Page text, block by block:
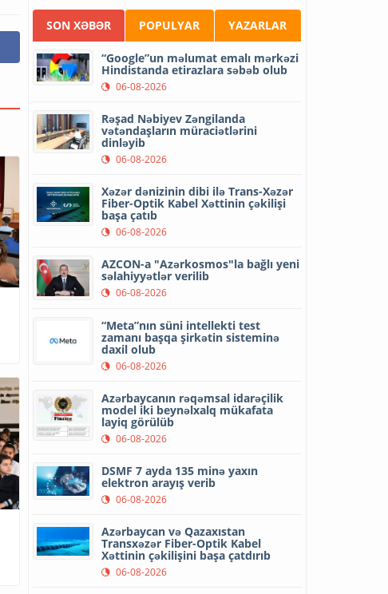
SON XƏBƏR POPULYAR YAZARLAR
“Google”un məlumat emalı mərkəzi
Hindistanda etirazlara səbəb olub
06-08-2026
Rəşad Nəbiyev Zəngilanda
vətəndaşların müraciətlərini
dinləyib
06-08-2026
Xəzər dənizinin dibi ilə Trans-Xəzər
Fiber-Optik Kabel Xəttinin çəkilişi
başa çatıb
06-08-2026
AZCON-a "Azərkosmos"la bağlı yeni
səlahiyyətlər verilib
06-08-2026
“Meta”nın süni intellekti test
zamanı başqa şirkətin sisteminə
daxil olub
06-08-2026
Azərbaycanın rəqəmsal idarəçilik
model iki beynəlxalq mükafata
layiq görülüb
06-08-2026
DSMF 7 ayda 135 minə yaxın
elektron arayış verib
06-08-2026
Azərbaycan və Qazaxıstan
Transxəzər Fiber-Optik Kabel
Xəttinin çəkilişini başa çatdırıb
06-08-2026